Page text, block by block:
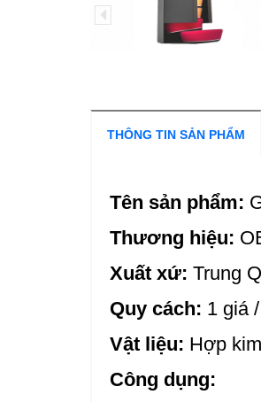
THÔNG TIN SẢN PHẨM
Tên sản phẩm:
Thương hiệu:
Xuất xứ: Trung
Quy cách: 1 giá
Vật liệu: Hợp
Công dụng: